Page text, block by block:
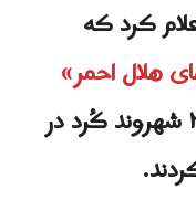
کرد که
هلال احمر»
شب دیروز، پنج‌شنبه ۲۰ آبان، ۲۰ شهروند کُرد در